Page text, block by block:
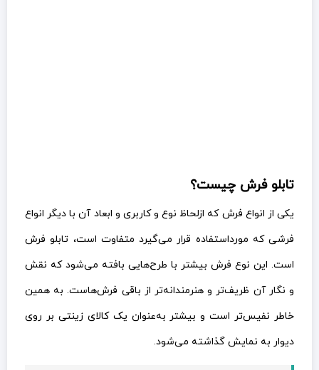
تابلو فرش چیست؟
یکی از انواع فرش که ازلحاظ نوع و کاربری و ابعاد آن با دیگر انواع
فرشی که مورداستفاده قرار می‌گیرد متفاوت است، تابلو فرش
است. این نوع فرش بیشتر با طرح‌هایی بافته می‌شود که نقش
و نگار آن ظریف‌تر و هنرمندانه‌تر از باقی فرش‌هاست. به همین
خاطر نفیس‌تر است و بیشتر به‌عنوان یک کالای زینتی بر روی
دیوار به نمایش گذاشته می‌شود.